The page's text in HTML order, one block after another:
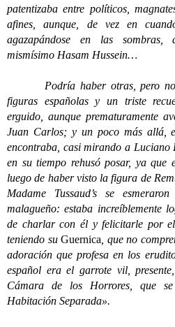
patentizaba entre políticos,
afines, aunque, de vez en
agazapándose en las
mismísimo Hasam Hussein…
Podría haber otras, pero
figuras españolas y un triste
erguido, aunque prematuramente
Juan Carlos; y un poco más allá,
encontraba, casi mirando a Luciano
en su tiempo rehusó posar, ya que
luego de haber visto la figura de
Madame Tussaud’s se
malagueño: estaba increíblemente
de charlar con él y felicitarle por
teniendo suGuernica , que no
adoración que profesa en los
español era el garrote vil,
Cámara de los Horrores, que
Habitación Separada».